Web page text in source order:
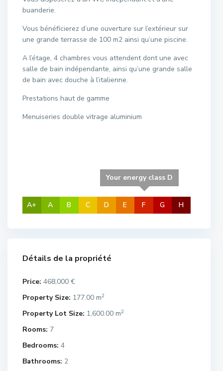
buanderie.
Vous bénéficierez d’une ouverture sur l’extérieur sur
une grande terrasse de 100 m2 ainsi qu’une piscine.
A l’étage, 4 chambres vous attendent dont une avec
salle de bain indépendante, ainsi qu’une grande salle
de bain avec douche à l’italienne.
Prestations haut de gamme
Menuiseries double vitrage aluminium
A+ A B C
Your energy class D
D E F G H
Détails de la propriété
Price: 468,000 €
Property Size: 177.00 m2
Property Lot Size: 1,600.00 m2
Rooms: 7
Bedrooms: 4
Bathrooms: 2